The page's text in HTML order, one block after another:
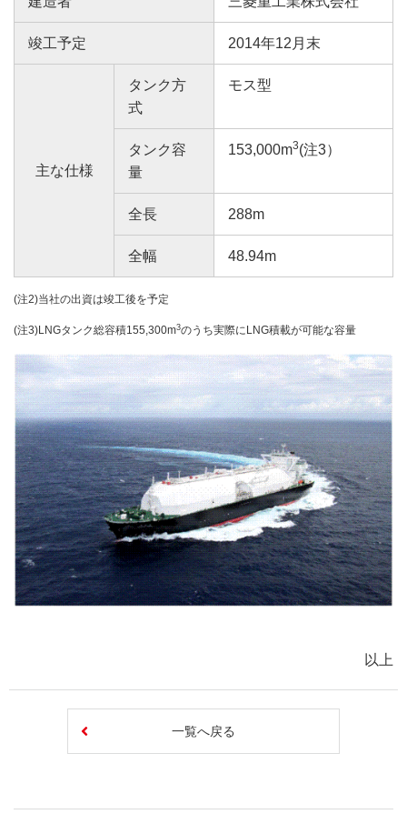
竣工予定 2014年12月末
主な仕様
タンク方
式
モス型
タンク容
量
153,000m3(注3）
全長 288m
全幅 48.94m
(注2)当社の出資は竣工後を予定
(注3)LNGタンク総容積155,300m3のうち実際にLNG積載が可能な容量
以上
一覧へ戻る